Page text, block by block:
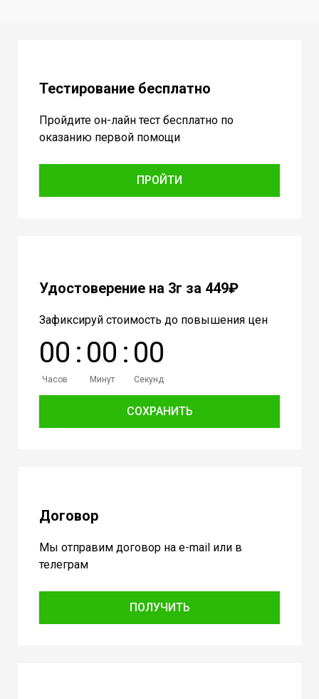
Тестирование бесплатно
Пройдите он-лайн тест бесплатно по
оказанию первой помощи
ПРОЙТИ
Удостоверение на 3г за 449₽
Зафиксируй стоимость до повышения цен
00
Часов
: 00
Минут
: 00
Секунд
СОХРАНИТЬ
Договор
Мы отправим договор на e-mail или в
телеграм
ПОЛУЧИТЬ